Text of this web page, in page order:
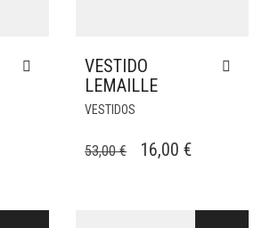
VESTIDO
LEMAILLE
VESTIDOS
53,00€
EL
16,00 €EL